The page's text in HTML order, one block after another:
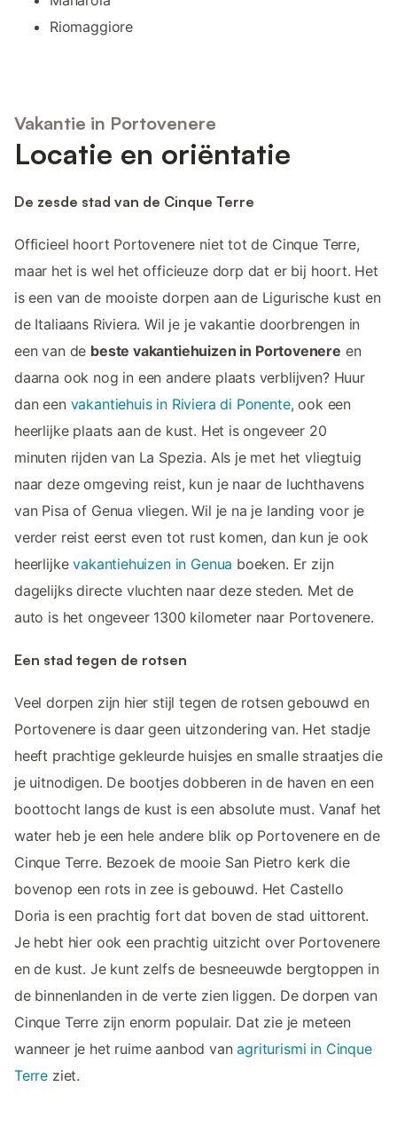
Riomaggiore
Vakantie in Portovenere
Locatie en oriëntatie
De zesde stad van de Cinque Terre
Officieel hoort Portovenere niet tot de Cinque Terre,
maar het is wel het officieuze dorp dat er bij hoort. Het
is een van de mooiste dorpen aan de Ligurische kust en
de Italiaans Riviera. Wil je je vakantie doorbrengen in
een van de beste vakantiehuizen in Portovenere en
daarna ook nog in een andere plaats verblijven? Huur
dan een vakantiehuis in Riviera di Ponente, ook een
heerlijke plaats aan de kust. Het is ongeveer 20
minuten rijden van La Spezia. Als je met het vliegtuig
naar deze omgeving reist, kun je naar de luchthavens
van Pisa of Genua vliegen. Wil je na je landing voor je
verder reist eerst even tot rust komen, dan kun je ook
heerlijkevakantiehuizen in Genua boeken. Er zijn
dagelijks directe vluchten naar deze steden. Met de
auto is het ongeveer 1300 kilometer naar Portovenere.
Een stad tegen de rotsen
Veel dorpen zijn hier stijl tegen de rotsen gebouwd en
Portovenere is daar geen uitzondering van. Het stadje
heeft prachtige gekleurde huisjes en smalle straatjes die
je uitnodigen. De bootjes dobberen in de haven en een
boottocht langs de kust is een absolute must. Vanaf het
water heb je een hele andere blik op Portovenere en de
Cinque Terre. Bezoek de mooie San Pietro kerk die
bovenop een rots in zee is gebouwd. Het Castello
Doria is een prachtig fort dat boven de stad uittorent.
Je hebt hier ook een prachtig uitzicht over Portovenere
en de kust. Je kunt zelfs de besneeuwde bergtoppen in
de binnenlanden in de verte zien liggen. De dorpen van
Cinque Terre zijn enorm populair. Dat zie je meteen
wanneer je het ruime aanbod vanagriturismi in Cinque
Terre ziet.